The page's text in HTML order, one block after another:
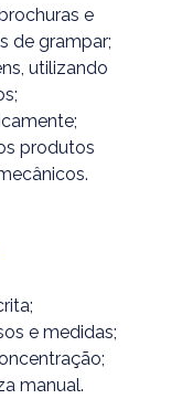
e
de grampar;
utilizando
produtos
e medidas;
manual.